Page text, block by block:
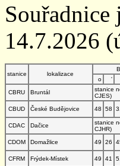
Souřadnice
14.7.2026
stanice lokalizace
B
o
'
CBRU
Bruntál
stanice
CJES)
CBUD
České Budějovice 48 58
CDAC
Dačice
stanice
CJHR)
CDOM
Domažlice 49 26
CFRM
Frýdek-Místek 49 41